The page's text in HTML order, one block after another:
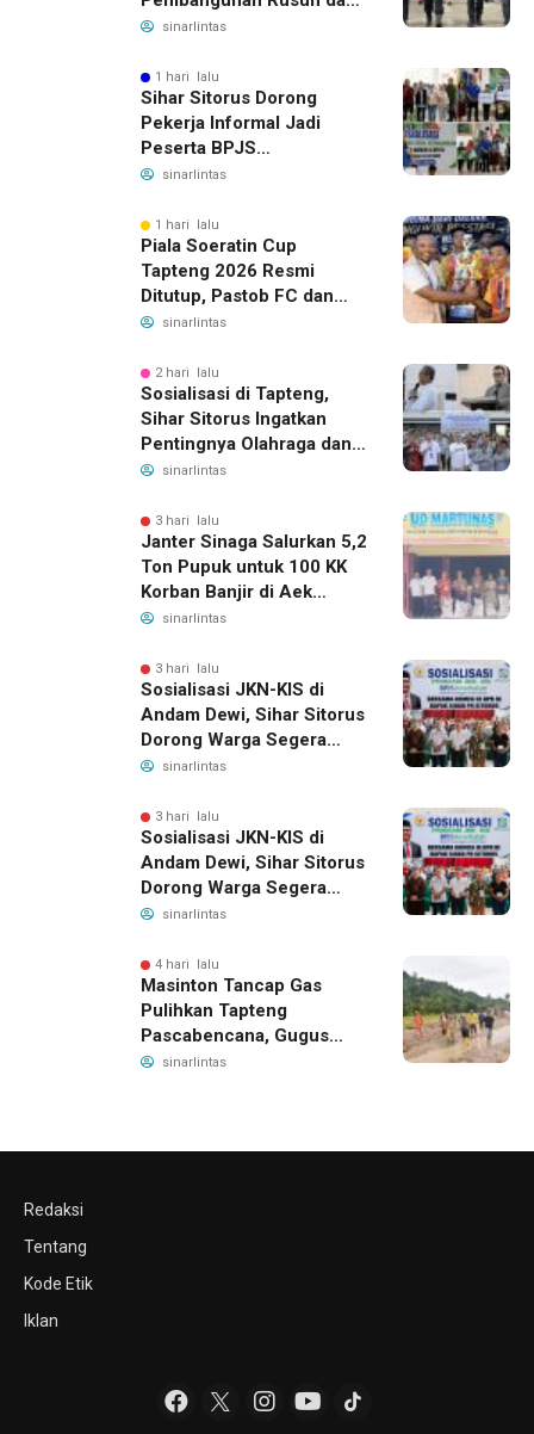
Benahi Empat Polsek
sinarlintas
1 hari lalu
Sihar Sitorus Dorong
Pekerja Informal Jadi
Peserta BPJS
Ketenagakerjaan, Manfaat
Juta
sinarlintas
1 hari lalu
Piala Soeratin Cup
Tapteng 2026 Resmi
Ditutup, Pastob FC dan
Sahata FC Barus Raih
sinarlintas
2 hari lalu
Sosialisasi di Tapteng,
Sihar Sitorus Ingatkan
Pentingnya Olahraga dan
Deteksi Dini Penyakit
sinarlintas
3 hari lalu
Janter Sinaga Salurkan 5,2
Ton Pupuk untuk 100 KK
Korban Banjir di Aek
Horsik
sinarlintas
3 hari lalu
Sosialisasi JKN-KIS di
Andam Dewi, Sihar Sitorus
Dorong Warga Segera
Daftar BPJS Kesehatan
sinarlintas
3 hari lalu
Sosialisasi JKN-KIS di
Andam Dewi, Sihar Sitorus
Dorong Warga Segera
Daftar BPJS Kesehatan
sinarlintas
4 hari lalu
Masinton Tancap Gas
Pulihkan Tapteng
Pascabencana, Gugus
Tugas SAHATA SAOLOAN
sinarlintas
Redaksi
Tentang
Kode Etik
Iklan